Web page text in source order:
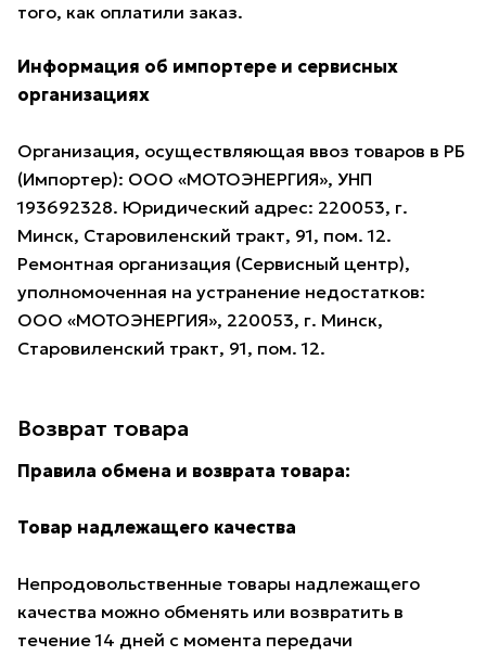
того, как оплатили заказ.
Информация об импортере и сервисных
организациях
Организация, осуществляющая ввоз товаров в РБ
(Импортер): ООО «МОТОЭНЕРГИЯ», УНП
193692328. Юридический адрес: 220053, г.
Минск, Старовиленский тракт, 91, пом. 12.
Ремонтная организация (Сервисный центр),
уполномоченная на устранение недостатков:
ООО «МОТОЭНЕРГИЯ», 220053, г. Минск,
Старовиленский тракт, 91, пом. 12.
Возврат товара
Правила обмена и возврата товара:
Товар надлежащего качества
Непродовольственные товары надлежащего
качества можно обменять или возвратить в
течение 14 дней с момента передачи